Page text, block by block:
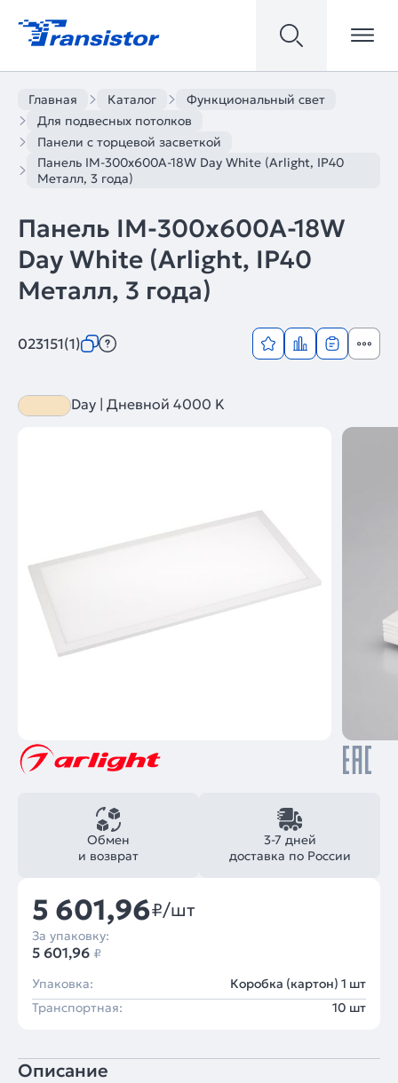
Главная Каталог
Функциональный свет
Для подвесных потолков
Панели с торцевой засветкой
Панель IM-300x600A-18W Day White (Arlight, IP40
Металл, 3 года)
Панель IM-300x600A-18W
Day White (Arlight, IP40
Металл, 3 года)
023151(1)
Day | Дневной 4000 K
3-7 дней
доставка по России
Обмен
и возврат
5 601,96₽/шт
За упаковку:
5 601,96 ₽
Упаковка:
Коробка (картон) 1 шт
Транспортная:
10 шт
Описание